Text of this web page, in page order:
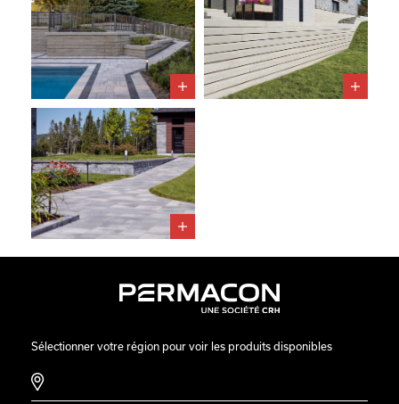
Sélectionner votre région pour voir les produits disponibles